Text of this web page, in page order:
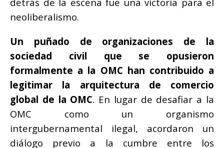
neoliberalismo.
Un puñado de organizaciones de la
sociedad civil que se opusieron
formalmente a la OMC han contribuido a
legitimar la arquitectura de comercio
global de la OMC. En lugar de desafiar a la
OMC como un organismo
intergubernamental ilegal, acordaron un
diálogo previo a la cumbre entre los